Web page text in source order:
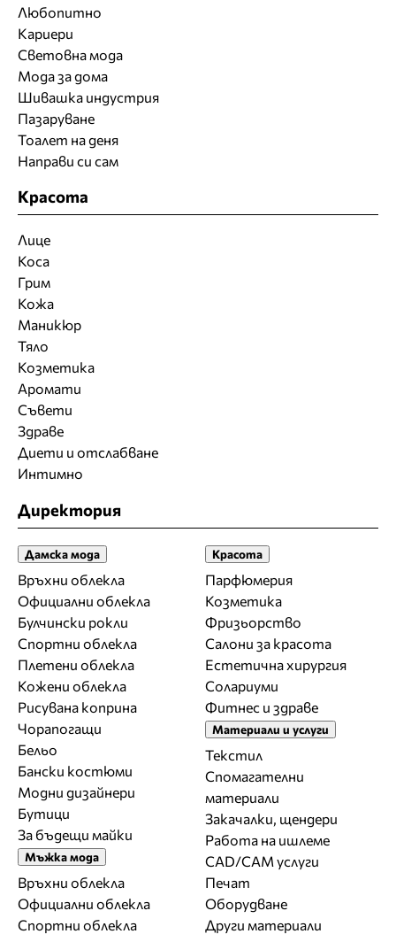
Любопитно
Кариери
Световна мода
Мода за дома
Шивашка индустрия
Пазаруване
Тоалет на деня
Направи си сам
Красота
Лице
Коса
Грим
Кожа
Маникюр
Тяло
Козметика
Аромати
Съвети
Здраве
Диети и отслабване
Интимно
Директория
Дамска мода
Връхни облекла
Официални облекла
Булчински рокли
Спортни облекла
Плетени облекла
Кожени облекла
Рисувана коприна
Чорапогащи
Бельо
Бански костюми
Модни дизайнери
Бутици
За бъдещи майки
Мъжка мода
Връхни облекла
Официални облекла
Спортни облекла
Красота
Парфюмерия
Козметика
Фризьорство
Салони за красота
Естетична хирургия
Солариуми
Фитнес и здраве
Материали и услуги
Текстил
Спомагателни
материали
Закачалки, щендери
Работа на ишлеме
CAD/CAM услуги
Печат
Оборудване
Други материали